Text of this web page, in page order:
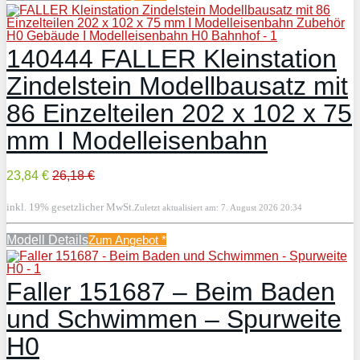
140444 FALLER Kleinstation
Zindelstein Modellbausatz mit
86 Einzelteilen 202 x 102 x 75
mm I Modelleisenbahn
23,84 € 26,18 €
inkl. 19% gesetzlicher MwSt. Zuletzt aktualisiert am: 7. August 2026 20:34
Modell DetailsZum Angebot *
Faller 151687 – Beim Baden
und Schwimmen – Spurweite
H0